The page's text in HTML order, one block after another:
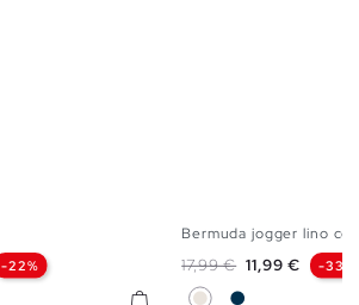
-22%
S M
Bermuda jogger lino
Precio base
17,99 € Precio
11,99 € -33%
CrudoAzul Marino